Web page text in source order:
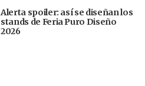
Alerta spoiler: así se diseñan los
stands de Feria Puro Diseño
2026